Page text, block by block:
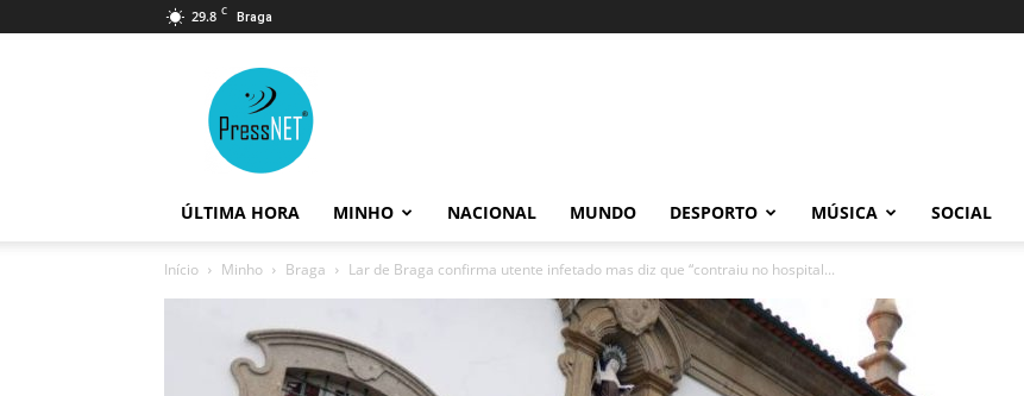
29.8 C Braga
ÚLTIMA HORA MINHO NACIONAL MUNDO DESPORTO MÚSICA SOCIAL
Início Minho Braga Lar de Braga confirma utente infetado mas diz que “contraiu no hospital...